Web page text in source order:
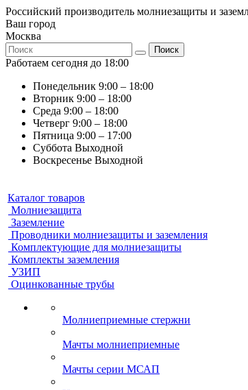
Российский производитель молниезащиты и
Ваш город
Москва
Поиск
Работаем сегодня до 18:00
Понедельник 9:00 – 18:00
Вторник 9:00 – 18:00
Среда 9:00 – 18:00
Четверг 9:00 – 18:00
Пятница 9:00 – 17:00
Суббота Выходной
Воскресенье Выходной
Каталог товаров
Молниезащита
Заземление
Проводники молниезащиты и заземления
Комплектующие для молниезащиты
Комплекты заземления
УЗИП
Оцинкованные трубы
Молниеприемные стержни
Мачты молниеприемные
Мачты серии МСАП